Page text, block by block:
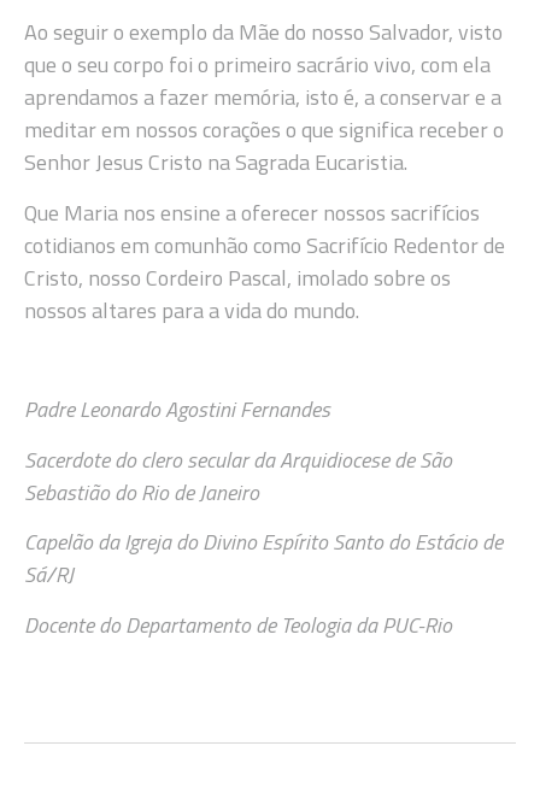
Ao seguir o exemplo da Mãe do nosso Salvador, visto
que o seu corpo foi o primeiro sacrário vivo, com ela
aprendamos a fazer memória, isto é, a conservar e a
meditar em nossos corações o que significa receber o
Senhor Jesus Cristo na Sagrada Eucaristia.
Que Maria nos ensine a oferecer nossos sacrifícios
cotidianos em comunhão como Sacrifício Redentor de
Cristo, nosso Cordeiro Pascal, imolado sobre os
nossos altares para a vida do mundo.
Padre Leonardo Agostini Fernandes
Sacerdote do clero secular da Arquidiocese de São
Sebastião do Rio de Janeiro
Capelão da Igreja do Divino Espírito Santo do Estácio de
Sá/RJ
Docente do Departamento de Teologia da PUC-Rio